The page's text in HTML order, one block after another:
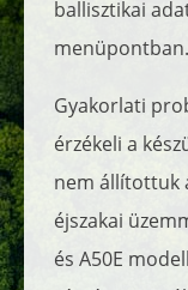
ballisztikai
menüpontban.
Gyakorlati
érzékeli a
nem állítottuk
éjszakai
és A50E